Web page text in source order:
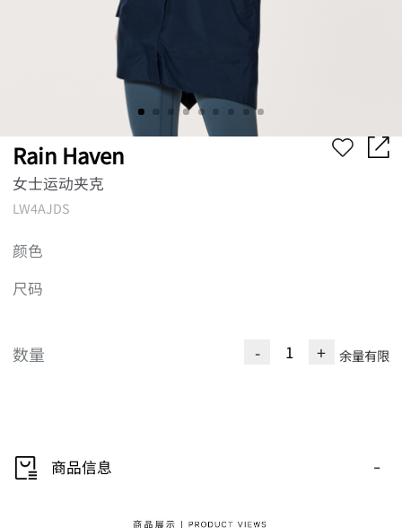
Rain Haven
女士运动夹克
LW4AJDS
颜色
尺码
数量 - + 余量有限
商品信息 -